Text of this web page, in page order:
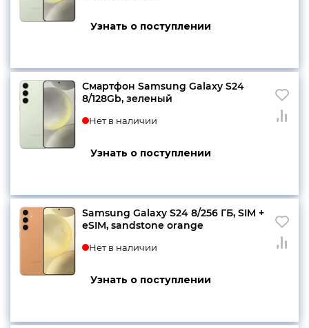
Узнать о поступлении
Смартфон Samsung Galaxy S24
8/128Gb, зеленый
Нет в наличии
Узнать о поступлении
Samsung Galaxy S24 8/256 ГБ, SIM +
eSIM, sandstone orange
Нет в наличии
Узнать о поступлении